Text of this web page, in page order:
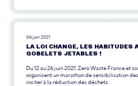
04 juin 2021
LA LOI CHANGE, LES HABITUDES
GOBELETS JETABLES !
Du 12 au 26 juin 2021, Zero Waste France et
organisent un marathon de sensibilisation
inciter à la réduction des déchets.